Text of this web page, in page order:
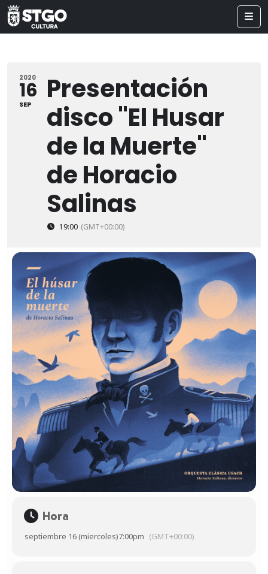
2020
16
SEP
Presentación
disco "El Husar
de la Muerte"
de Horacio
Salinas
19:00 (GMT+00:00)
Hora
septiembre 16 (miercoles)7:00pm (GMT+00:00)